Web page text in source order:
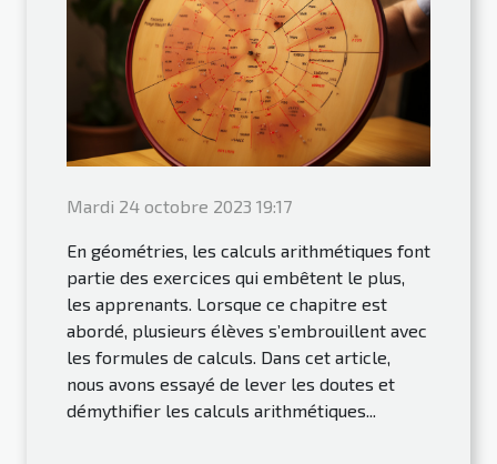
Mardi 24 octobre 2023 19:17
En géométries, les calculs arithmétiques font
partie des exercices qui embêtent le plus,
les apprenants. Lorsque ce chapitre est
abordé, plusieurs élèves s’embrouillent avec
les formules de calculs. Dans cet article,
nous avons essayé de lever les doutes et
démythifier les calculs arithmétiques...